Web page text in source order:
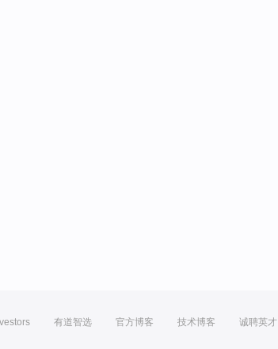
有道智选 官方博客 技术博客 诚聘英才